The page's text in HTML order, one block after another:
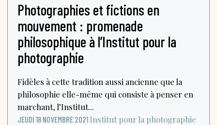
Photographies et fictions en
mouvement : promenade
philosophique à l’Institut pour la
photographie
Fidèles à cette tradition aussi ancienne que la
philosophie elle-même qui consiste à penser en
marchant, l’Institut...
JEUDI 18 NOVEMBRE 2021 Institut pour la photographie